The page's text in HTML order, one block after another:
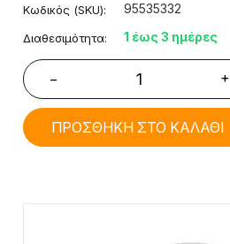
Κωδικός (SKU): 95535332
Διαθεσιμότητα: 1 έως 3 ημέρες
− +
ΠΡΟΣΘΗΚΗ ΣΤΟ ΚΑΛΑΘΙ